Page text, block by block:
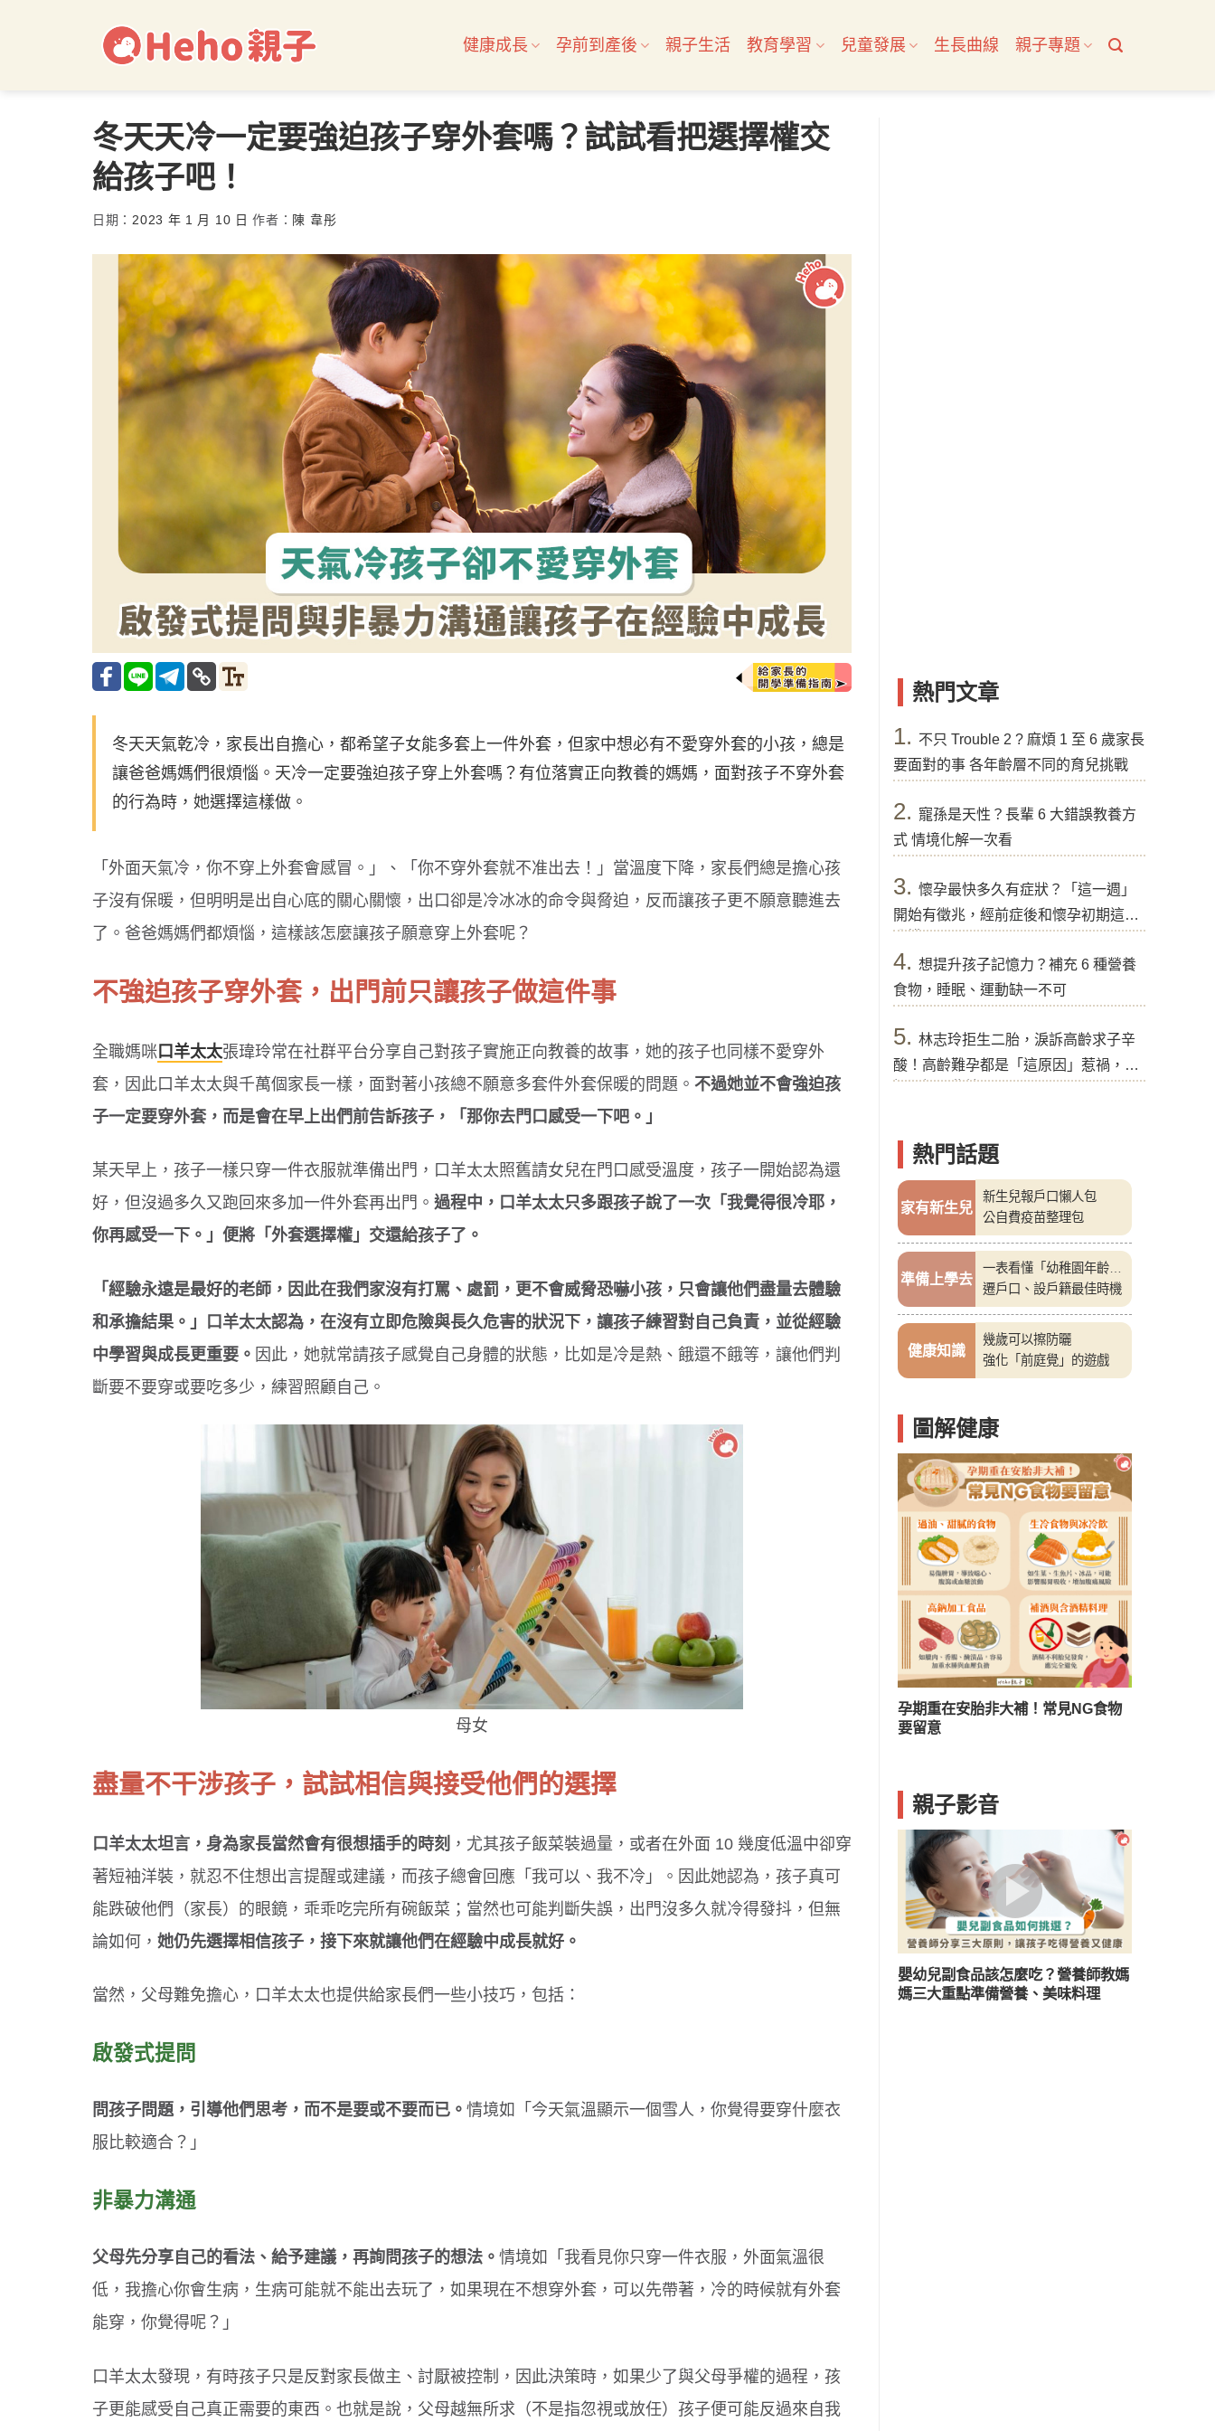
健康成長 孕前到產後 親子生活 教育學習 兒童發展 生長曲線 親子專題
冬天天冷一定要強迫孩子穿外套嗎？試試看把選擇權交
給孩子吧！
日期： 2023 年 1 月 10 日 作者： 陳 韋彤
冬天天氣乾冷，家長出自擔心，都希望子女能多套上一件外套，但家中想必有不愛穿外套的小孩，總是
讓爸爸媽媽們很煩惱。天冷一定要強迫孩子穿上外套嗎？有位落實正向教養的媽媽，面對孩子不穿外套
的行為時，她選擇這樣做。
「外面天氣冷，你不穿上外套會感冒。」、「你不穿外套就不准出去！」當溫度下降，家長們總是擔心孩
子沒有保暖，但明明是出自心底的關心關懷，出口卻是冷冰冰的命令與脅迫，反而讓孩子更不願意聽進去
了。爸爸媽媽們都煩惱，這樣該怎麼讓孩子願意穿上外套呢？
不強迫孩子穿外套，出門前只讓孩子做這件事
全職媽咪 口羊太太張瑋玲常在社群平台分享自己對孩子實施正向教養的故事，她的孩子也同樣不愛穿外
套，因此口羊太太與千萬個家長一樣，面對著小孩總不願意多套件外套保暖的問題。 不過她並不會強迫孩
子一定要穿外套，而是會在早上出們前告訴孩子，「那你去門口感受一下吧。」
某天早上，孩子一樣只穿一件衣服就準備出門，口羊太太照舊請女兒在門口感受溫度，孩子一開始認為還
好，但沒過多久又跑回來多加一件外套再出門。 過程中，口羊太太只多跟孩子說了一次「我覺得很冷耶，
你再感受一下。」便將「外套選擇權」交還給孩子了。
「經驗永遠是最好的老師，因此在我們家沒有打罵、處罰，更不會威脅恐嚇小孩，只會讓他們盡量去體驗
和承擔結果。」口羊太太認為，在沒有立即危險與長久危害的狀況下，讓孩子練習對自己負責，並從經驗
中學習與成長更重要。 因此，她就常請孩子感覺自己身體的狀態，比如是冷是熱、餓還不餓等，讓他們判
斷要不要穿或要吃多少，練習照顧自己。
母女
盡量不干涉孩子，試試相信與接受他們的選擇
口羊太太坦言，身為家長當然會有很想插手的時刻 ，尤其孩子飯菜裝過量，或者在外面 10 幾度低溫中卻穿
著短袖洋裝，就忍不住想出言提醒或建議，而孩子總會回應「我可以、我不冷」。因此她認為，孩子真可
能跌破他們（家長）的眼鏡，乖乖吃完所有碗飯菜；當然也可能判斷失誤，出門沒多久就冷得發抖，但無
論如何， 她仍先選擇相信孩子，接下來就讓他們在經驗中成長就好。
當然，父母難免擔心，口羊太太也提供給家長們一些小技巧，包括：
啟發式提問
問孩子問題，引導他們思考，而不是要或不要而已。 情境如「今天氣溫顯示一個雪人，你覺得要穿什麼衣
服比較適合？」
非暴力溝通
父母先分享自己的看法、給予建議，再詢問孩子的想法。 情境如「我看見你只穿一件衣服，外面氣溫很
低，我擔心你會生病，生病可能就不能出去玩了，如果現在不想穿外套，可以先帶著，冷的時候就有外套
能穿，你覺得呢？」
口羊太太發現，有時孩子只是反對家長做主、討厭被控制，因此決策時，如果少了與父母爭權的過程，孩
子更能感受自己真正需要的東西。也就是說，父母越無所求（不是指忽視或放任）孩子便可能反過來自我
熱門文章
1. 不只 Trouble 2 ? 麻煩 1 至 6 歲家長
要面對的事 各年齡層不同的育兒挑戰
2. 寵孫是天性？長輩 6 大錯誤教養方
式 情境化解一次看
3. 懷孕最快多久有症狀？「這一週」
開始有徵兆，經前症後和懷孕初期這樣
分辨
4. 想提升孩子記憶力？補充 6 種營養
食物，睡眠、運動缺一不可
5. 林志玲拒生二胎，淚訴高齡求子辛
酸！高齡難孕都是「這原因」惹禍，醫
提醒好孕秘訣
熱門話題
家有新生兒
新生兒報戶口懶人包
公自費疫苗整理包
準備上學去
一表看懂「幼稚園年齡
表」
遷戶口、設戶籍最佳時機
健康知識
幾歲可以擦防曬
強化「前庭覺」的遊戲
圖解健康
孕期重在安胎非大補！常見NG食物
要留意
選對牙膏防蛀牙！兒童潔牙３原則 腸病毒傳染力強！４招保護孩童
孩子每天刷牙還是口臭？兒童口臭５
親子影音
嬰幼兒副食品該怎麼吃？營養師教媽
媽三大重點準備營養、美味料理